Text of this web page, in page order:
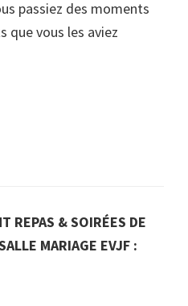
passiez des moments
que vous les aviez
REPAS & SOIRÉES DE
MARIAGE EVJF :